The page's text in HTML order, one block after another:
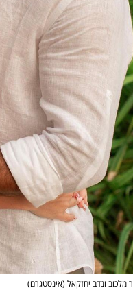
מלכוב ונדב יחזקאל (אינסטגרם)